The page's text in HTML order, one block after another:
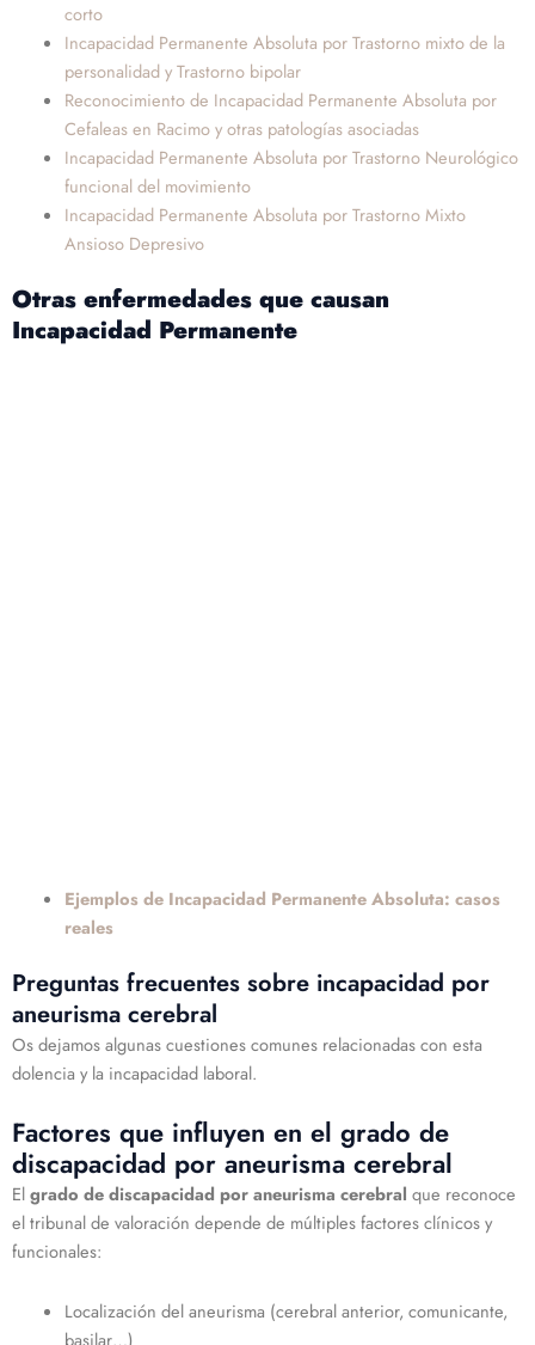
corto
Incapacidad Permanente Absoluta por Trastorno mixto de la
personalidad y Trastorno bipolar
Reconocimiento de Incapacidad Permanente Absoluta por
Cefaleas en Racimo y otras patologías asociadas
Incapacidad Permanente Absoluta por Trastorno Neurológico
funcional del movimiento
Incapacidad Permanente Absoluta por Trastorno Mixto
Ansioso Depresivo
Otras enfermedades que causan
Incapacidad Permanente
Ejemplos de Incapacidad Permanente Absoluta: casos
reales
Preguntas frecuentes sobre incapacidad por
aneurisma cerebral
Os dejamos algunas cuestiones comunes relacionadas con esta
dolencia y la incapacidad laboral.
Factores que influyen en el grado de
discapacidad por aneurisma cerebral
Elgrado de discapacidad por aneurisma cerebral que reconoce
el tribunal de valoración depende de múltiples factores clínicos y
funcionales:
Localización del aneurisma (cerebral anterior, comunicante,
basilar…)